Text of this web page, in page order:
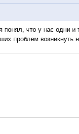
что у нас одни
проблем